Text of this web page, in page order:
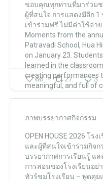
ขอบคุณทุกท่านที่มาร่วมช
ผู้ที่สนใจ การแสดงมีอีก 1
เข้าร่วมฟรี ไม่มีค่าใช้จ่าย
Moments from the
Patravadi School, Hua
on January 23.
learned in the
creating performances
meaningful, and full of
66 27 3
ภาพบรรยากาศกิจกรรม
OPEN HOUSE 2026 โรง
และผู้ที่สนใจเข้าร่วมกิจ
บรรยากาศการเรียนรู้ แล
การสอนของโรงเรียนอย่
ทัวร์ชมโรงเรียน – พูดคุย